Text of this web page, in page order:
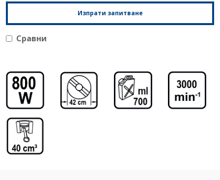
Изпрати запитване
Сравни